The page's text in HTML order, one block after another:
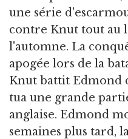
une série
contre Knut tout au
l'automne. La
apogée lors de la
Knut battit Edmond
tua une grande
anglaise. Edmond
semaines plus tard,